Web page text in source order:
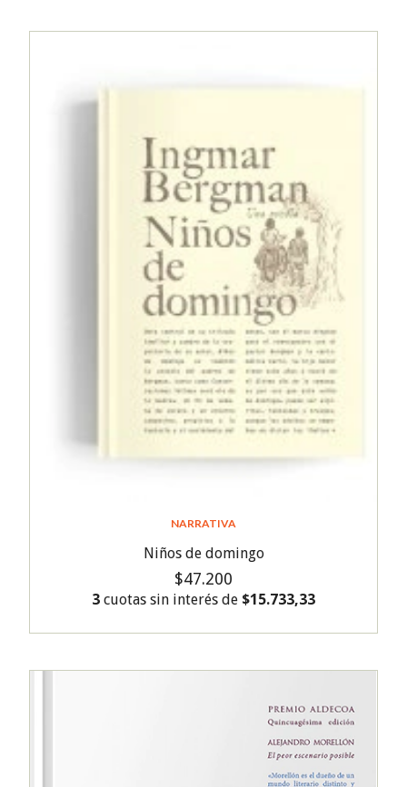
NARRATIVA
Niños de domingo
$47.200
3 cuotas sin interés de $15.733,33